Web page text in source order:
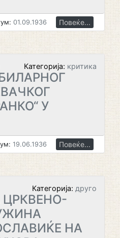
01.09.1936 Повеќе...
Категорија: критика
У
19.06.1936 Повеќе...
Категорија: друго
НА